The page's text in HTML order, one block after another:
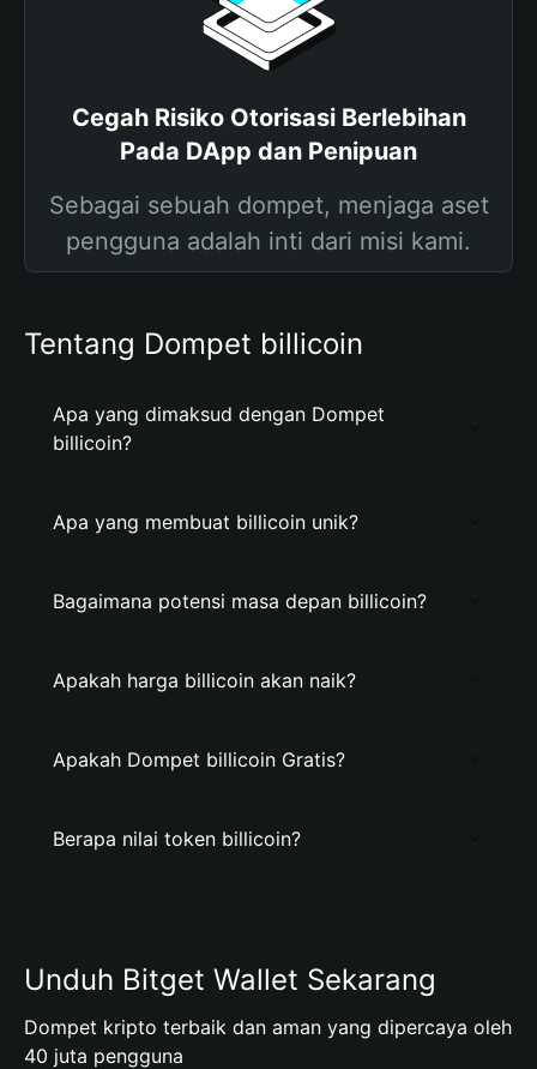
Cegah Risiko Otorisasi Berlebihan
Pada DApp dan Penipuan
Sebagai sebuah dompet, menjaga aset
pengguna adalah inti dari misi kami.
Tentang Dompet billicoin
Apa yang dimaksud dengan Dompet
billicoin?
Apa yang membuat billicoin unik?
Bagaimana potensi masa depan billicoin?
Apakah harga billicoin akan naik?
Apakah Dompet billicoin Gratis?
Berapa nilai token billicoin?
Unduh Bitget Wallet Sekarang
Dompet kripto terbaik dan aman yang dipercaya oleh
40 juta pengguna